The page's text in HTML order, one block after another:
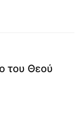
του Θεού